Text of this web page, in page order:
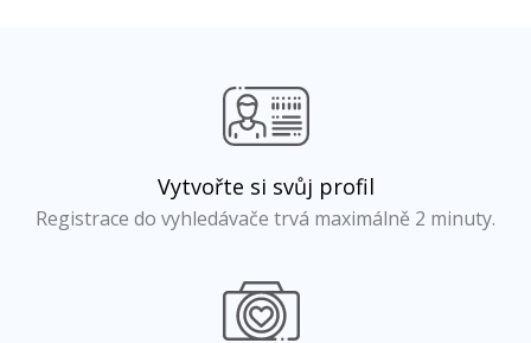
Vytvořte si svůj profil
Registrace do vyhledávače trvá maximálně 2 minuty.